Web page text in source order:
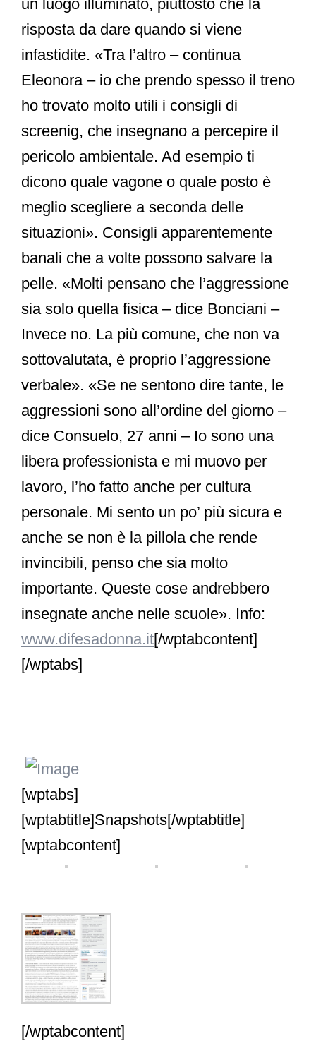
un luogo illuminato, piuttosto che la
risposta da dare quando si viene
infastidite. «Tra l’altro – continua
Eleonora – io che prendo spesso il treno
ho trovato molto utili i consigli di
screenig, che insegnano a percepire il
pericolo ambientale. Ad esempio ti
dicono quale vagone o quale posto è
meglio scegliere a seconda delle
situazioni». Consigli apparentemente
banali che a volte possono salvare la
pelle. «Molti pensano che l’aggressione
sia solo quella fisica – dice Bonciani –
Invece no. La più comune, che non va
sottovalutata, è proprio l’aggressione
verbale». «Se ne sentono dire tante, le
aggressioni sono all’ordine del giorno –
dice Consuelo, 27 anni – Io sono una
libera professionista e mi muovo per
lavoro, l’ho fatto anche per cultura
personale. Mi sento un po’ più sicura e
anche se non è la pillola che rende
invincibili, penso che sia molto
importante. Queste cose andrebbero
insegnate anche nelle scuole». Info:
www.difesadonna.it[/wptabcontent]
[/wptabs]
[wptabs]
[wptabtitle]Snapshots[/wptabtitle]
[wptabcontent]
[/wptabcontent]